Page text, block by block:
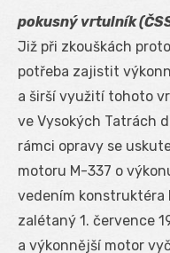
pokusný vrtulník
Již při zkouškách
potřeba zajistit
a širší využití tohoto
ve Vysokých Tatrách
rámci opravy se
motoru M-337 o
vedením konstruktéra
zalétaný 1. července
a výkonnější motor